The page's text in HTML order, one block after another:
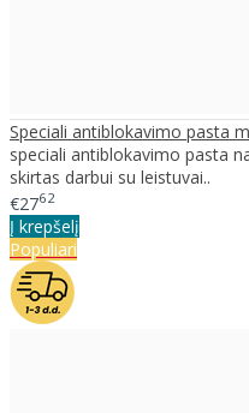
Speciali antiblokavimo pasta
speciali antiblokavimo pasta
skirtas darbui su leistuvai..
€2762
Į krepšelį
Populiari